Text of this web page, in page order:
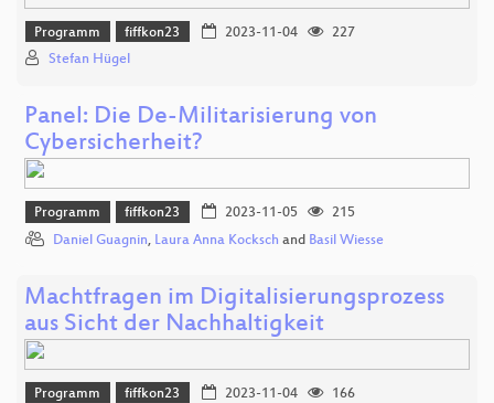
Programm fiffkon23 2023-11-04
227
Stefan Hügel
Panel: Die De-Militarisierung von
Cybersicherheit?
Programm fiffkon23 2023-11-05
215
Daniel Guagnin, Laura Anna Kocksch and Basil Wiesse
Machtfragen im Digitalisierungsprozess
aus Sicht der Nachhaltigkeit
Programm fiffkon23 2023-11-04
166